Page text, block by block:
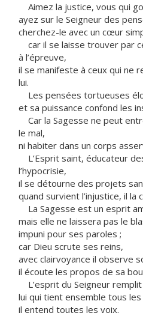
Aimez la justice, vous qui
ayez sur le Seigneur des
cherchez-le avec un cœur
car il se laisse trouver par
à l’épreuve,
il se manifeste à ceux qui ne
lui.
Les pensées tortueuses
et sa puissance confond les
Car la Sagesse ne peut
le mal,
ni habiter dans un corps
L’Esprit saint, éducateur
l’hypocrisie,
il se détourne des projets
quand survient l’injustice, il la
La Sagesse est un esprit
mais elle ne laissera pas le
impuni pour ses paroles ;
car Dieu scrute ses reins,
avec clairvoyance il observe
il écoute les propos de sa
L’esprit du Seigneur remplit
lui qui tient ensemble tous
il entend toutes les voix.